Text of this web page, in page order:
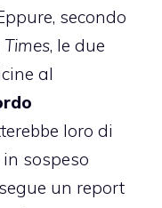
secondo
, le due
al
loro di
sospeso
un report